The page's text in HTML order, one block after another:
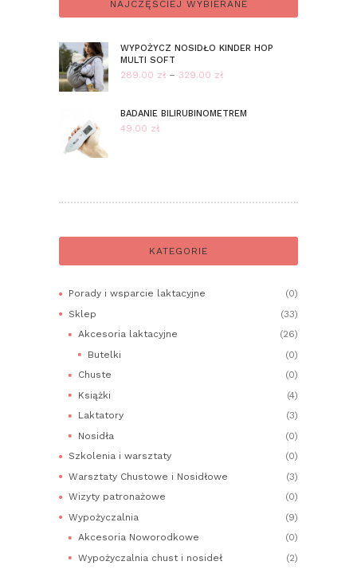
NAJCZĘŚCIEJ WYBIERANE
WYPOŻYCZ NOSIDŁO KINDER HOP
MULTI SOFT
289.00 zł – 329.00 złZakres
od
BADANIE BILIRUBINOMETREM
49.00 zł
KATEGORIE
Porady i wsparcie laktacyjne
(0)
Sklep
(33)
Akcesoria laktacyjne
(26)
Butelki
(0)
Chuste
(0)
Książki
(4)
Laktatory
(3)
Nosidła
(0)
Szkolenia i warsztaty
(0)
Warsztaty Chustowe i Nosidłowe
(3)
Wizyty patronażowe
(0)
Wypożyczalnia
(9)
Akcesoria Noworodkowe
(0)
Wypożyczalnia chust i nosideł
(2)